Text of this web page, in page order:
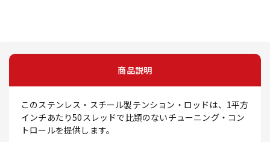
商品説明
このステンレス・スチール製テンション・ロッドは、1平方
インチあたり50スレッドで比類のないチューニング・コン
トロールを提供します。